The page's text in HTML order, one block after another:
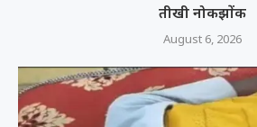
तीखी नोकझोंक
August 6, 2026